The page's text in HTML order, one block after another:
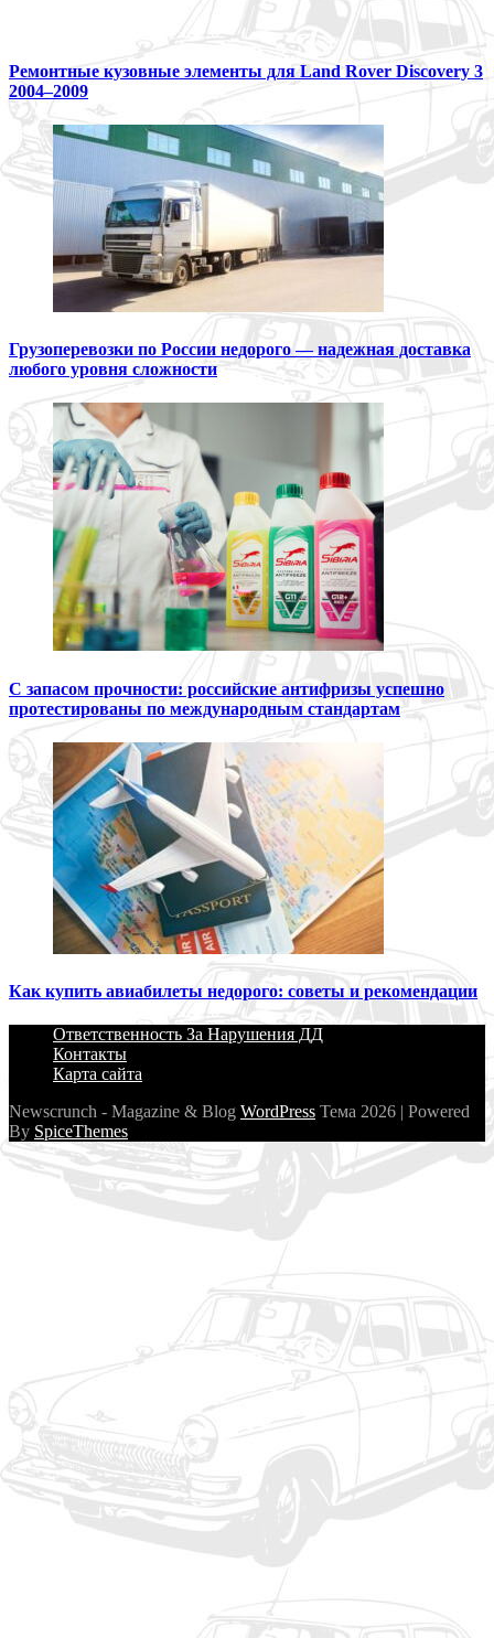
Ремонтные кузовные элементы для Land Rover Discovery 3
2004–2009
Грузоперевозки по России недорого — надежная доставка
любого уровня сложности
С запасом прочности: российские антифризы успешно
протестированы по международным стандартам
Как купить авиабилеты недорого: советы и рекомендации
Ответственность За Нарушения ДД
Контакты
Карта сайта
Newscrunch - Magazine & Blog WordPress Тема 2026 | Powered
By SpiceThemes